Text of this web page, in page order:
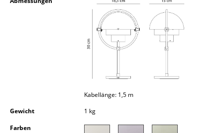
Kleinaufbewahrung
... alle Aufbewahrungsmöbel
Hängeleuchten & Deckenleuchten
Kabellänge: 1,5 m
Gewicht
1 kg
Farben